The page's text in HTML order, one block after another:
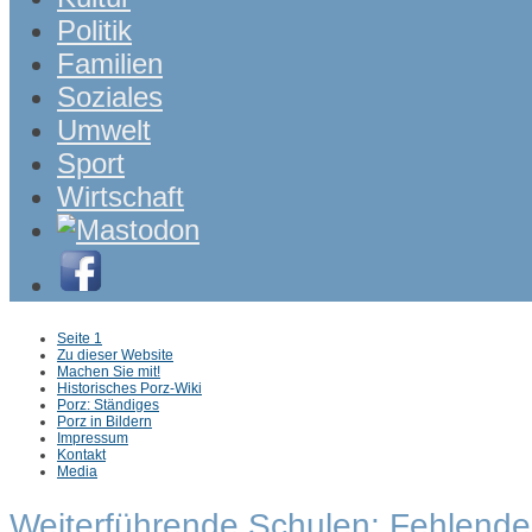
Politik
Familien
Soziales
Umwelt
Sport
Wirtschaft
menu
Seite 1
Zu dieser Website
Machen Sie mit!
Historisches Porz-Wiki
Porz: Ständiges
Porz in Bildern
Impressum
Kontakt
Media